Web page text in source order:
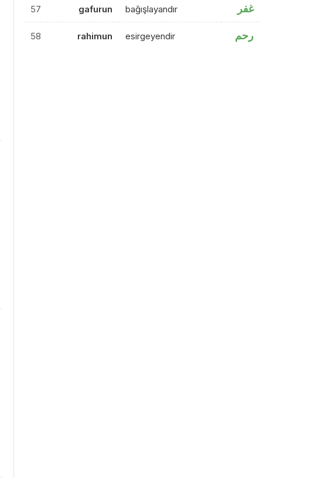
57 gafurun bağışlayandır غفر
58 rahimun esirgeyendir رحم